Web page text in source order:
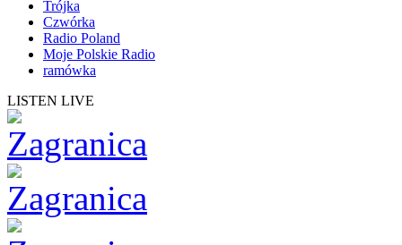
Trójka
Czwórka
Radio Poland
Moje Polskie Radio
ramówka
LISTEN LIVE